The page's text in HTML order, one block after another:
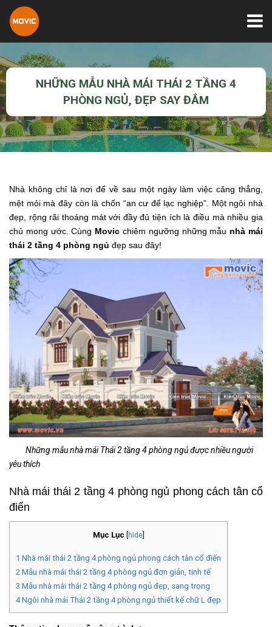
NHỮNG MẪU NHÀ MÁI THÁI 2 TẦNG 4
PHÒNG NGỦ, ĐẸP SAY ĐẮM
Nhà không chỉ là nơi để về sau một ngày làm việc căng thẳng,
mệt mỏi mà đây còn là chốn “an cư để lạc nghiệp”. Một ngôi nhà
đẹp, rộng rãi thoáng mát với đầy đủ tiện ích là điều mà nhiều gia
chủ mong ước. Cùng Movic chiêm ngưỡng những mẫu nhà mái
thái 2 tầng 4 phòng ngủ đẹp sau đây!
Những mẫu nhà mái Thái 2 tầng 4 phòng ngủ được nhiều người
yêu thích
Nhà mái thái 2 tầng 4 phòng ngủ phong cách tân cổ
điển
Mục Lục hide]
1 Nhà mái thái 2 tầng 4 phòng ngủ phong cách tân cổ điển
2 Mẫu nhà mái thái 2 tầng 4 phòng ngủ đơn giản, tinh tế
3 Mẫu nhà mái thái 2 tầng 4 phòng ngủ đẹp, sang trọng
4Ngôi nhà mái Thái 2 tầng 4 phòng ngủ thiết kế chữ L đẹp